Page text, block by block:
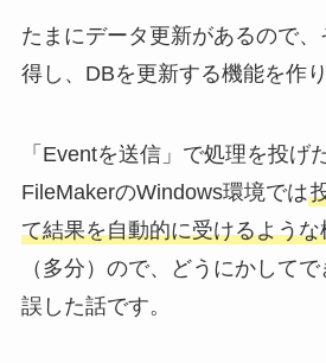
たまにデータ更新があるので
得し、DBを更新する機能を作
「Eventを送信」で処理を投げ
FileMakerのWindows環境では
て結果を自動的に受けるよう
（多分）ので、どうにかして
誤した話です。